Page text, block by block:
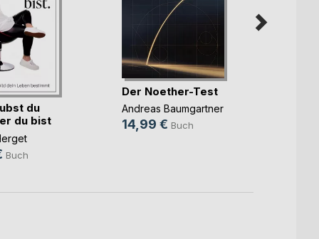
du
du bist
Buch
Der Noether-Test
Andreas Baumgartner
14,99 € Buch